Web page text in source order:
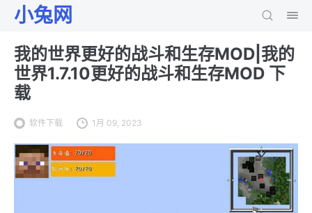
小兔网
我的世界更好的战斗和生存MOD|我的
世界1.7.10更好的战斗和生存MOD 下
载
软件下载 1月 09, 2023